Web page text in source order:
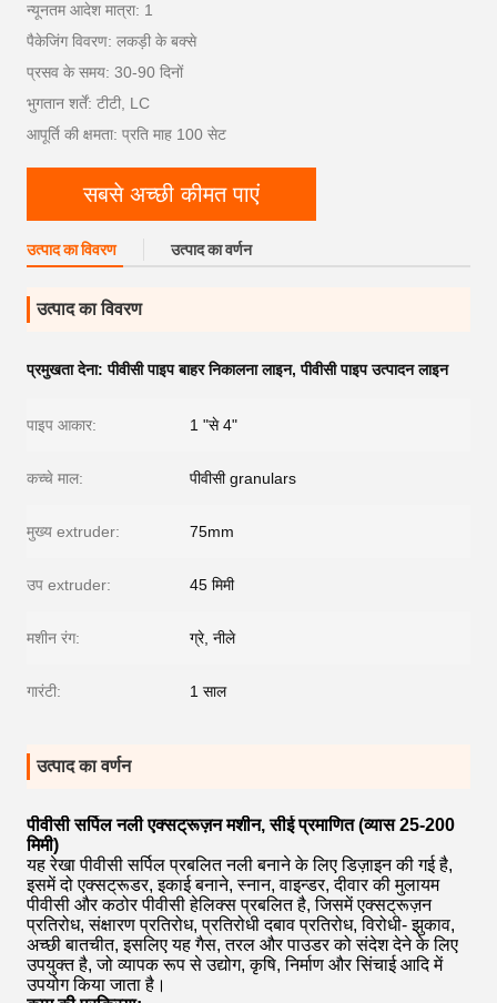
न्यूनतम आदेश मात्रा: 1
पैकेजिंग विवरण: लकड़ी के बक्से
प्रसव के समय: 30-90 दिनों
भुगतान शर्तें: टीटी, LC
आपूर्ति की क्षमता: प्रति माह 100 सेट
सबसे अच्छी कीमत पाएं
उत्पाद का विवरण उत्पाद का वर्णन
उत्पाद का विवरण
प्रमुखता देना:पीवीसी पाइप बाहर निकालना लाइन,पीवीसी पाइप उत्पादन लाइन
पाइप आकार: 1 "से 4"
कच्चे माल: पीवीसी granulars
मुख्य extruder: 75mm
उप extruder: 45 मिमी
मशीन रंग: ग्रे, नीले
गारंटी: 1 साल
उत्पाद का वर्णन
पीवीसी सर्पिल नली एक्सट्रूज़न मशीन, सीई प्रमाणित (व्यास 25-200
मिमी)
यह रेखा पीवीसी सर्पिल प्रबलित नली बनाने के लिए डिज़ाइन की गई है,
इसमें दो एक्सट्रूडर, इकाई बनाने, स्नान, वाइन्डर, दीवार की मुलायम
पीवीसी और कठोर पीवीसी हेलिक्स प्रबलित है, जिसमें एक्सट्रूज़न
प्रतिरोध, संक्षारण प्रतिरोध, प्रतिरोधी दबाव प्रतिरोध, विरोधी- झुकाव,
अच्छी बातचीत, इसलिए यह गैस, तरल और पाउडर को संदेश देने के लिए
उपयुक्त है, जो व्यापक रूप से उद्योग, कृषि, निर्माण और सिंचाई आदि में
उपयोग किया जाता है।